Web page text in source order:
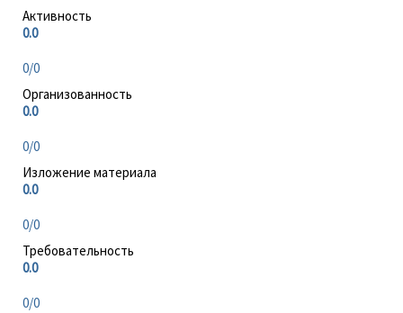
Активность
0.0
0/0
Организованность
0.0
0/0
Изложение материала
0.0
0/0
Требовательность
0.0
0/0